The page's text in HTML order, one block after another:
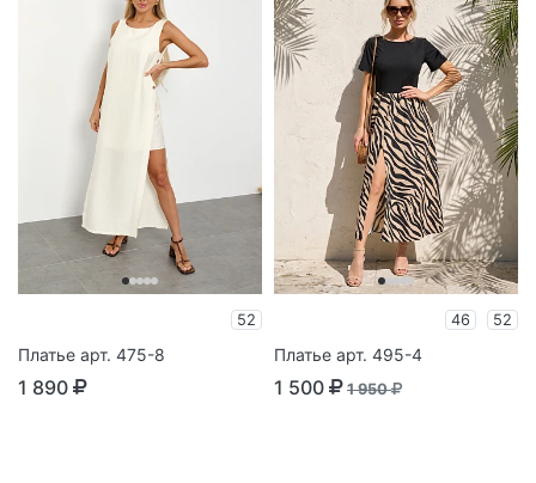
52
Платье арт. 475-8
1 890
46 52
Платье арт. 495-4
1 500 1 950